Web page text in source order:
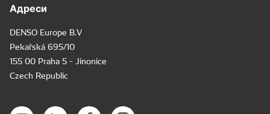
Адреси
DENSO Europe B.V
Pekařská 695/10
155 00 Praha 5 - Jinonice
Czech Republic